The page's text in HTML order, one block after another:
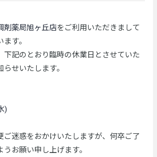
剤薬局旭ヶ丘店をご利用いただきまして
す。
下記のとおり臨時の休業日とさせていた
せいたします。
)
ご迷惑をおかけいたしますが、何卒ご了
お願い申し上げます。